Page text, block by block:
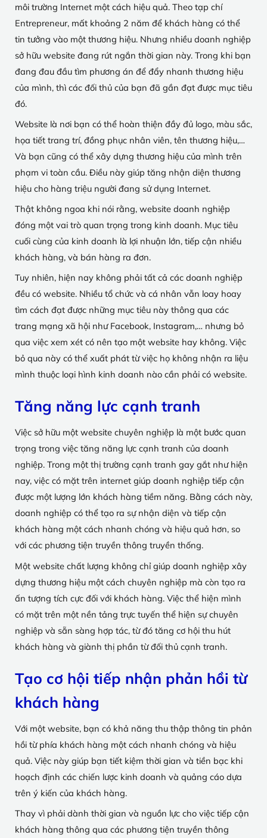
môi trường Internet một cách hiệu quả. Theo tạp chí
Entrepreneur, mất khoảng 2 năm để khách hàng có thể
tin tưởng vào một thương hiệu. Nhưng nhiều doanh nghiệp
sở hữu website đang rút ngắn thời gian này. Trong khi bạn
đang đau đầu tìm phương án để đẩy nhanh thương hiệu
của mình, thì các đối thủ của bạn đã gần đạt được mục tiêu
đó.
Website là nơi bạn có thể hoàn thiện đầy đủ logo, màu sắc,
họa tiết trang trí, đồng phục nhân viên, tên thương hiệu,…
Và bạn cũng có thể xây dựng thương hiệu của mình trên
phạm vi toàn cầu. Điều này giúp tăng nhận diện thương
hiệu cho hàng triệu người đang sử dụng Internet.
Thật không ngoa khi nói rằng, website doanh nghiệp
đóng một vai trò quan trọng trong kinh doanh. Mục tiêu
cuối cùng của kinh doanh là lợi nhuận lớn, tiếp cận nhiều
khách hàng, và bán hàng ra đơn.
Tuy nhiên, hiện nay không phải tất cả các doanh nghiệp
đều có website. Nhiều tổ chức và cá nhân vẫn loay hoay
tìm cách đạt được những mục tiêu này thông qua các
trang mạng xã hội như Facebook, Instagram,… nhưng bỏ
qua việc xem xét có nên tạo một website hay không. Việc
bỏ qua này có thể xuất phát từ việc họ không nhận ra liệu
mình thuộc loại hình kinh doanh nào cần phải có website.
Tăng năng lực cạnh tranh
Việc sở hữu một website chuyên nghiệp là một bước quan
trọng trong việc tăng năng lực cạnh tranh của doanh
nghiệp. Trong một thị trường cạnh tranh gay gắt như hiện
nay, việc có mặt trên internet giúp doanh nghiệp tiếp cận
được một lượng lớn khách hàng tiềm năng. Bằng cách này,
doanh nghiệp có thể tạo ra sự nhận diện và tiếp cận
khách hàng một cách nhanh chóng và hiệu quả hơn, so
với các phương tiện truyền thông truyền thống.
Một website chất lượng không chỉ giúp doanh nghiệp xây
dựng thương hiệu một cách chuyên nghiệp mà còn tạo ra
ấn tượng tích cực đối với khách hàng. Việc thể hiện mình
có mặt trên một nền tảng trực tuyến thể hiện sự chuyên
nghiệp và sẵn sàng hợp tác, từ đó tăng cơ hội thu hút
khách hàng và giành thị phần từ đối thủ cạnh tranh.
Tạo cơ hội tiếp nhận phản hồi từ
khách hàng
Với một website, bạn có khả năng thu thập thông tin phản
hồi từ phía khách hàng một cách nhanh chóng và hiệu
quả. Việc này giúp bạn tiết kiệm thời gian và tiền bạc khi
hoạch định các chiến lược kinh doanh và quảng cáo dựa
trên ý kiến của khách hàng.
Thay vì phải dành thời gian và nguồn lực cho việc tiếp cận
khách hàng thông qua các phương tiện truyền thông